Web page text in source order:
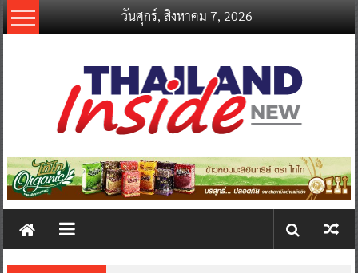
Skip
to
วันศุกร์, สิงหาคม 7, 2026
thailandinsidenew.com
Thailand
New